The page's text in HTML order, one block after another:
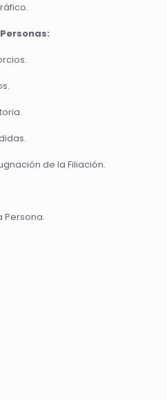
de la Filiación.